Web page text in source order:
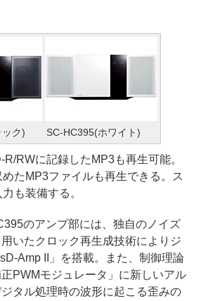
ク) SC-HC395(ホワイト)
RWに記録したMP3も再生可能。
たMP3ファイルも再生できる。ス
も装備する。
のアンプ部には、独自のノイズ
いたクロック再生成技術によりジ
Amp II」を搭載。また、制御理論
PWMモジュレータ」に新しいアル
タル処理時の波形に起こる歪みの